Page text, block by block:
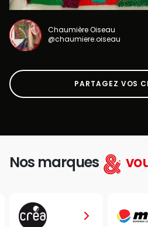
Chaumière Oiseau
@chaumiere.oiseau
PARTAGEZ VOS
Nos marques